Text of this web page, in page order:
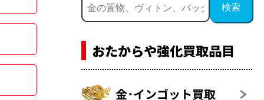
おたからや強化買取品目
金･インゴット買取